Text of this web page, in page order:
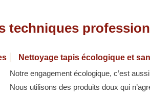
techniques
Nettoyage tapis écologique et
Notre engagement écologique, c’est
Nous utilisons des produits doux qui